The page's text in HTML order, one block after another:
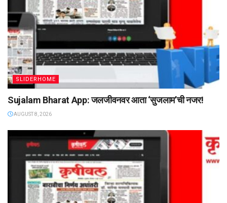
SLIDERHOME
Sujalam Bharat App: जलजीवनवर आता ‌‘सुजलाम‌’ची नजर!
AUGUST 8, 2026